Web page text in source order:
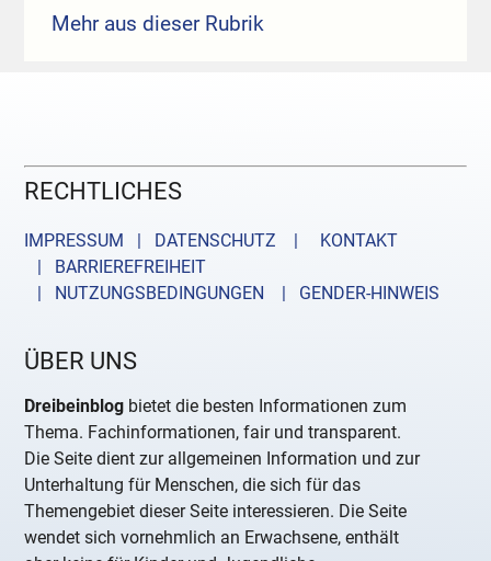
Mehr aus dieser Rubrik
RECHTLICHES
IMPRESSUM | DATENSCHUTZ |
KONTAKT
| BARRIEREFREIHEIT
| NUTZUNGSBEDINGUNGEN
| GENDER-HINWEIS
ÜBER UNS
Dreibeinblog bietet die besten Informationen zum
Thema. Fachinformationen, fair und transparent.
Die Seite dient zur allgemeinen Information und zur
Unterhaltung für Menschen, die sich für das
Themengebiet dieser Seite interessieren. Die Seite
wendet sich vornehmlich an Erwachsene, enthält